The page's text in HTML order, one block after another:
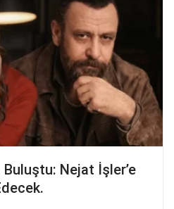
Nejat İşler’e